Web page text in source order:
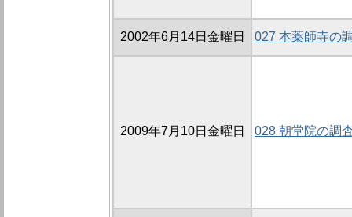
2002年6月14日金曜日 027 本薬師寺の
2009年7月10日金曜日 028 朝堂院の調